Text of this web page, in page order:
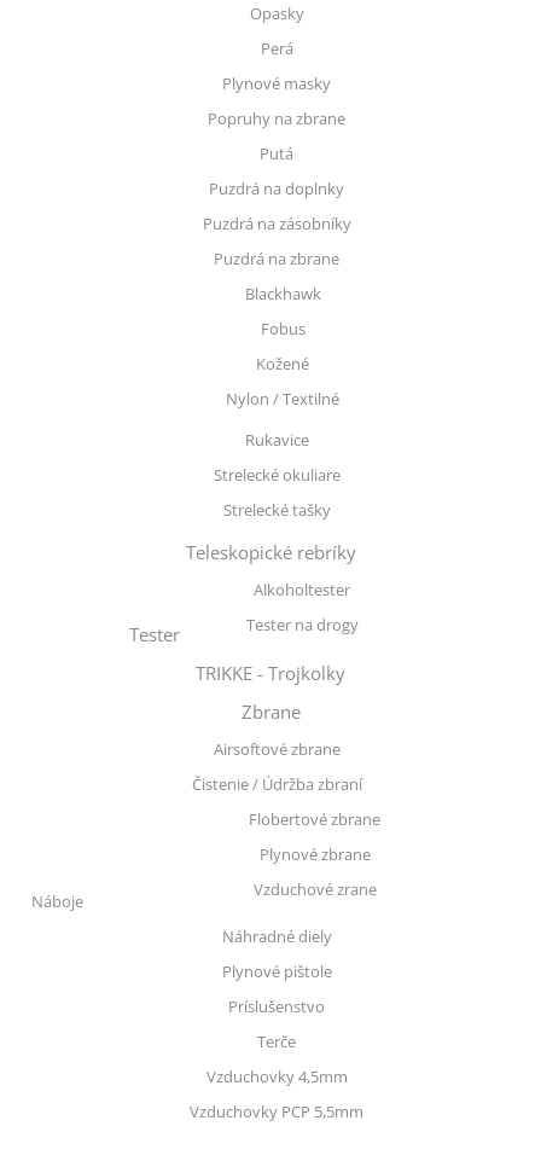
Opasky
Perá
Plynové masky
Popruhy na zbrane
Putá
Puzdrá na doplnky
Puzdrá na zásobníky
Puzdrá na zbrane
Blackhawk
Fobus
Kožené
Nylon / Textilné
Rukavice
Strelecké okuliare
Strelecké tašky
Teleskopické rebríky
Tester
Alkoholtester
Tester na drogy
TRIKKE - Trojkolky
Zbrane
Airsoftové zbrane
Čistenie / Údržba zbraní
Náboje
Flobertové zbrane
Plynové zbrane
Vzduchové zrane
Náhradné diely
Plynové pištole
Príslušenstvo
Terče
Vzduchovky 4,5mm
Vzduchovky PCP 5,5mm